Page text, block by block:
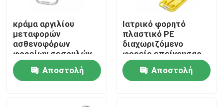
Σπίτι
κράμα αργιλίου
μεταφορών
ασθενοφόρων
φορείων σεσουλών
2100mm ιατρικό
Αποστολή
Ιατρικό φορητό
πλαστικό PE
διαχωριζόμενο
φορείο επείγουσας
ανάγκης ασθενών
Αποστολή